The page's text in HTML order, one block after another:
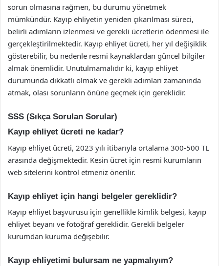
sorun olmasına rağmen, bu durumu yönetmek
mümkündür. Kayıp ehliyetin yeniden çıkarılması süreci,
belirli adımların izlenmesi ve gerekli ücretlerin ödenmesi ile
gerçekleştirilmektedir. Kayıp ehliyet ücreti, her yıl değişiklik
gösterebilir, bu nedenle resmi kaynaklardan güncel bilgiler
almak önemlidir. Unutulmamalıdır ki, kayıp ehliyet
durumunda dikkatli olmak ve gerekli adımları zamanında
atmak, olası sorunların önüne geçmek için gereklidir.
SSS (Sıkça Sorulan Sorular)
Kayıp ehliyet ücreti ne kadar?
Kayıp ehliyet ücreti, 2023 yılı itibarıyla ortalama 300-500 TL
arasında değişmektedir. Kesin ücret için resmi kurumların
web sitelerini kontrol etmeniz önerilir.
Kayıp ehliyet için hangi belgeler gereklidir?
Kayıp ehliyet başvurusu için genellikle kimlik belgesi, kayıp
ehliyet beyanı ve fotoğraf gereklidir. Gerekli belgeler
kurumdan kuruma değişebilir.
Kayıp ehliyetimi bulursam ne yapmalıyım?